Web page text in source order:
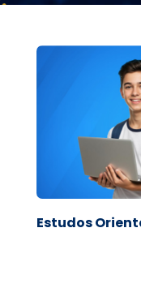
Estudos